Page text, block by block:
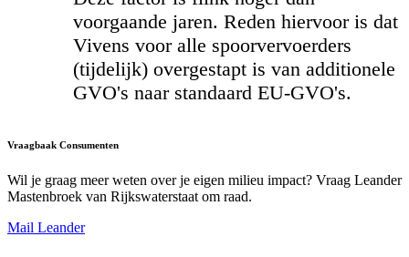
voorgaande jaren. Reden hiervoor is dat
Vivens voor alle spoorvervoerders
(tijdelijk) overgestapt is van additionele
GVO's naar standaard EU-GVO's.
Vraagbaak Consumenten
Wil je graag meer weten over je eigen milieu impact? Vraag Leander
Mastenbroek van Rijkswaterstaat om raad.
Mail Leander